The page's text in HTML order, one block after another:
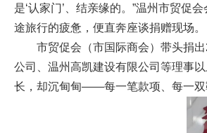
是‘认家门’、结亲缘的。”温州市贸促
途旅行的疲惫，便直奔座谈捐赠现场。
市贸促会（市国际商会）带头捐
公司、温州高凯建设有限公司等理事
长，却沉甸甸——每一笔款项、每一双